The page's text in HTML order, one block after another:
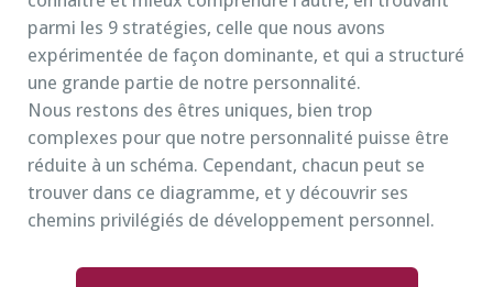
parmi les 9 stratégies, celle que nous avons
expérimentée de façon dominante, et qui a structuré
une grande partie de notre personnalité.
Nous restons des êtres uniques, bien trop
complexes pour que notre personnalité puisse être
réduite à un schéma. Cependant, chacun peut se
trouver dans ce diagramme, et y découvrir ses
chemins privilégiés de développement personnel.